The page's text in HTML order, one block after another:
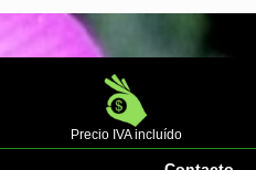
Precio IVA incluído